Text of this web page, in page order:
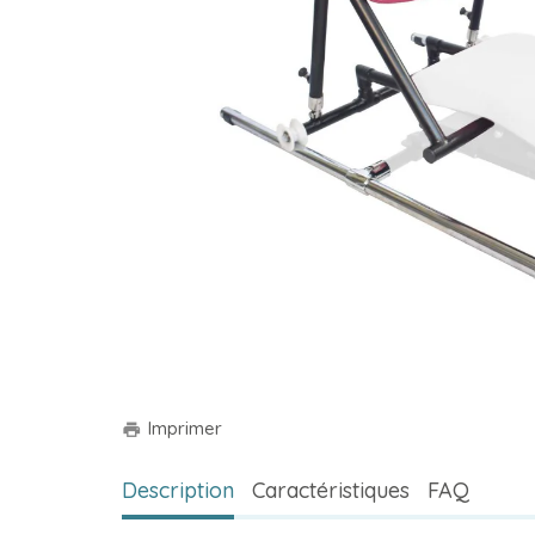
print Imprimer
Description Caractéristiques FAQ